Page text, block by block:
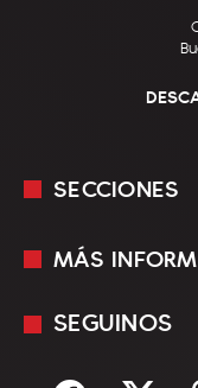
SECCIONES
En Vivo
MÁS
Mediakit
Términos y
SEGUINOS